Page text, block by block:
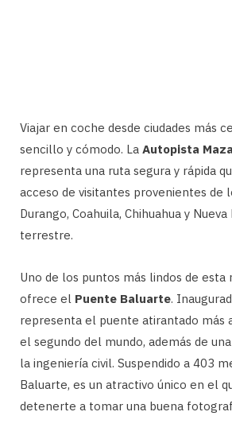
Viajar en coche desde ciudades más
sencillo y cómodo. La Autopista
representa una ruta segura y rápida
acceso de visitantes provenientes de
Durango, Coahuila, Chihuahua y
terrestre.
Uno de los puntos más lindos de esta
ofrece el Puente Baluarte.
representa el puente atirantado más
el segundo del mundo, además de
la ingeniería civil. Suspendido a 403
Baluarte, es un atractivo único en el
detenerte a tomar una buena